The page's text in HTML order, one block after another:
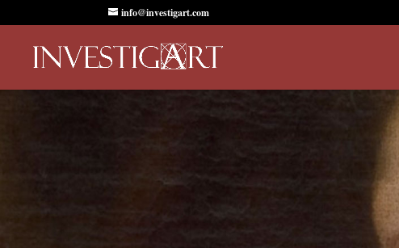
info@investigart.com